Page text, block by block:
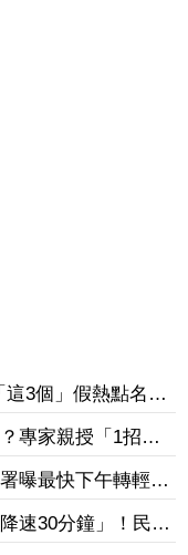
3個」假熱點名
遭偷走
專家親授「1招」
曝最快下午轉輕
雨
速30分鐘」！民眾